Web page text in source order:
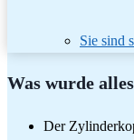
Sie sind
Was wurde
Der